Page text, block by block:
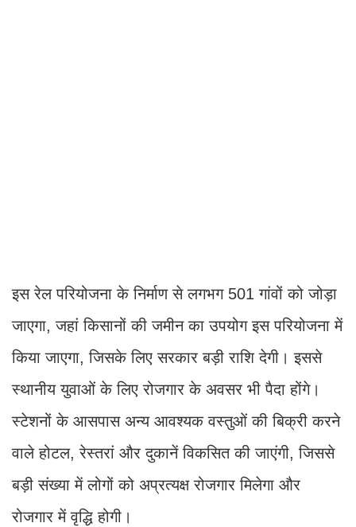
इस रेल परियोजना के निर्माण से लगभग 501 गांवों को जोड़ा
जाएगा, जहां किसानों की जमीन का उपयोग इस परियोजना में
किया जाएगा, जिसके लिए सरकार बड़ी राशि देगी। इससे
स्थानीय युवाओं के लिए रोजगार के अवसर भी पैदा होंगे।
स्टेशनों के आसपास अन्य आवश्यक वस्तुओं की बिक्री करने
वाले होटल, रेस्तरां और दुकानें विकसित की जाएंगी, जिससे
बड़ी संख्या में लोगों को अप्रत्यक्ष रोजगार मिलेगा और
रोजगार में वृद्धि होगी।